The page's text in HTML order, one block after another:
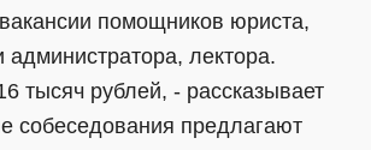
помощников юриста,
администратора, лектора.
тысяч рублей, - рассказывает
собеседования предлагают